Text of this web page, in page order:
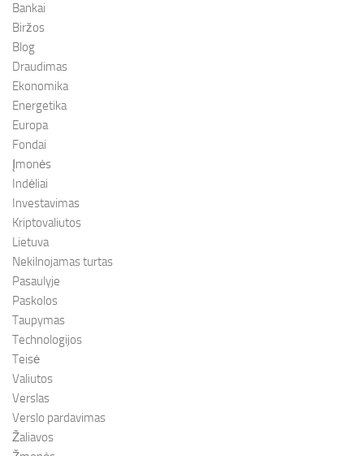
Bankai
Biržos
Blog
Draudimas
Ekonomika
Energetika
Europa
Fondai
Įmonės
Indėliai
Investavimas
Kriptovaliutos
Lietuva
Nekilnojamas turtas
Pasaulyje
Paskolos
Taupymas
Technologijos
Teisė
Valiutos
Verslas
Verslo pardavimas
Žaliavos